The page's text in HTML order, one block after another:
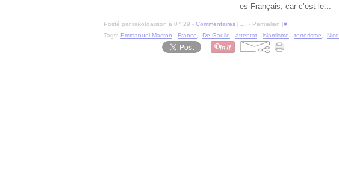
es Français, car c’est le...
Posté par rakotoarison à 07:29 - Commentaires [ ] - Permalien [#]
Tags: Emmanuel Macron France De Gaulle attentat islamisme terrorisme Nice